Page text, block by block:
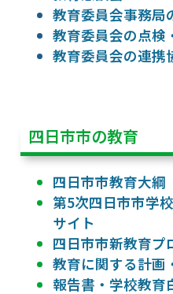
教育委員会事務局
教育委員会の点検
教育委員会の連携
四日市市の教育
四日市市教育大綱
第5次四日市市学
サイト
四日市市新教育プ
教育に関する計画
報告書・学校教育